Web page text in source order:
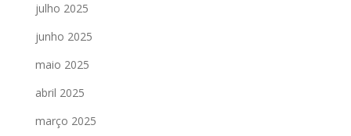
julho 2025
junho 2025
maio 2025
abril 2025
março 2025